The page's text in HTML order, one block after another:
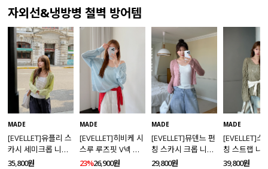
자외선&냉방병 철벽 방어템
MADE
[EVELLET]유플리 스
카시 세미크롭 니트
가디건
35,800원
MADE
[EVELLET]히비케 시
스루 루즈핏 V넥 니
트
23%26,900원
MADE
[EVELLET]뮤덴느 펀
칭 스카시 크롭 니트
가디건
29,800원
MADE
[EVELLET]스
칭 스트랩 니
39,800원